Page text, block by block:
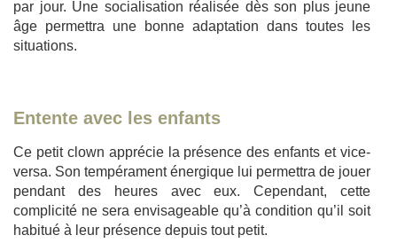
par jour. Une socialisation réalisée dès son plus jeune
âge permettra une bonne adaptation dans toutes les
situations.
Entente avec les enfants
Ce petit clown apprécie la présence des enfants et vice-
versa. Son tempérament énergique lui permettra de jouer
pendant des heures avec eux. Cependant, cette
complicité ne sera envisageable qu’à condition qu’il soit
habitué à leur présence depuis tout petit.